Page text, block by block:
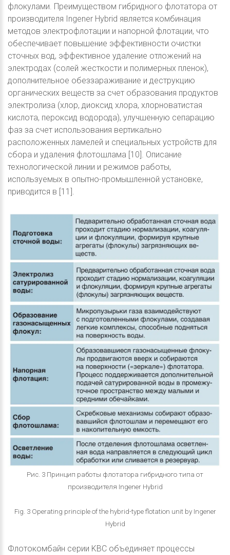
флокулами. Преимуществом гибридного флотатора от
производителя Ingener Hybrid является комбинация
методов электрофлотации и напорной флотации, что
обеспечивает повышение эффективности очистки
сточных вод, эффективное удаление отложений на
электродах (солей жесткости и полимерных пленок),
дополнительное обеззараживание и деструкцию
органических веществ за счет образования продуктов
электролиза (хлор, диоксид хлора, хлорноватистая
кислота, пероксид водорода), улучшенную сепарацию
фаз за счет использования вертикально
расположенных ламелей и специальных устройств для
сбора и удаления флотошлама [10]. Описание
технологической линии и режимов работы,
используемых в опытно-промышленной установке,
приводится в [11].
Рис. 3 Принцип работы флотатора гибридного типа от
производителя Ingener Hybrid
Fig. 3 Operating principle of the hybrid-type flotation unit by Ingener
Hybrid
Флотокомбайн серии KBC объединяет процессы